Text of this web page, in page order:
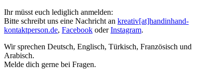
Ihr müsst euch lediglich anmelden:
Bitte schreibt uns eine Nachricht an kreativ[at]handinhand-
kontaktperson.de, Facebook oderInstagram.
Wir sprechen Deutsch, Englisch, Türkisch, Französisch und
Arabisch.
Melde dich gerne bei Fragen.